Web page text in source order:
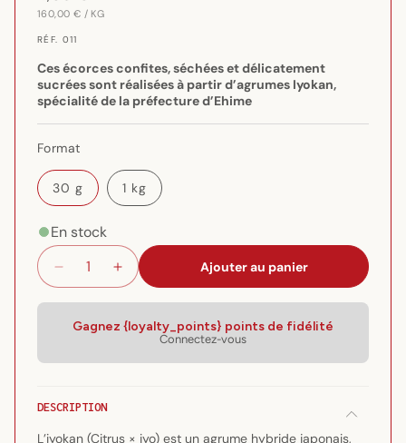
habituel
PRIX
160,00 € / PAR
KG
RÉF.
}}:
RÉF. 011
Ces écorces confites, séchées et délicatement
sucrées sont réalisées à partir d’agrumes Iyokan,
spécialité de la préfecture d’Ehime
Format
30 g 1 kg
En stock
Réduire
la
de
de
sucrées
Augmenter
la
de
Écorces
de
Ajouter au panier
Gagnez {loyalty_points} points de fidélité
Connectez-vous
DESCRIPTION
L’iyokan (Citrus × iyo) est un agrume hybride japonais,